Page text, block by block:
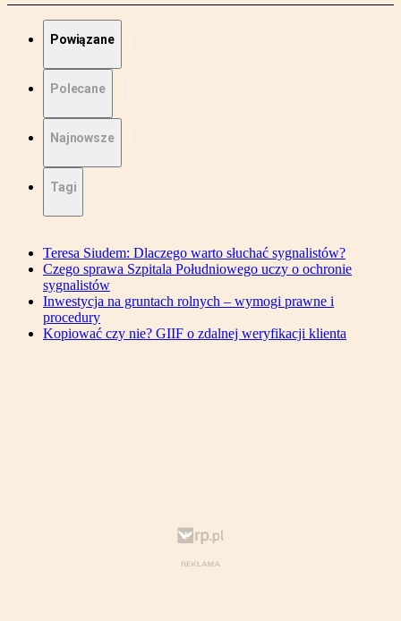
Powiązane
Polecane
Najnowsze
Tagi
Teresa Siudem: Dlaczego warto słuchać sygnalistów?
Czego sprawa Szpitala Południowego uczy o ochronie
sygnalistów
Inwestycja na gruntach rolnych – wymogi prawne i
procedury
Kopiować czy nie? GIIF o zdalnej weryfikacji klienta